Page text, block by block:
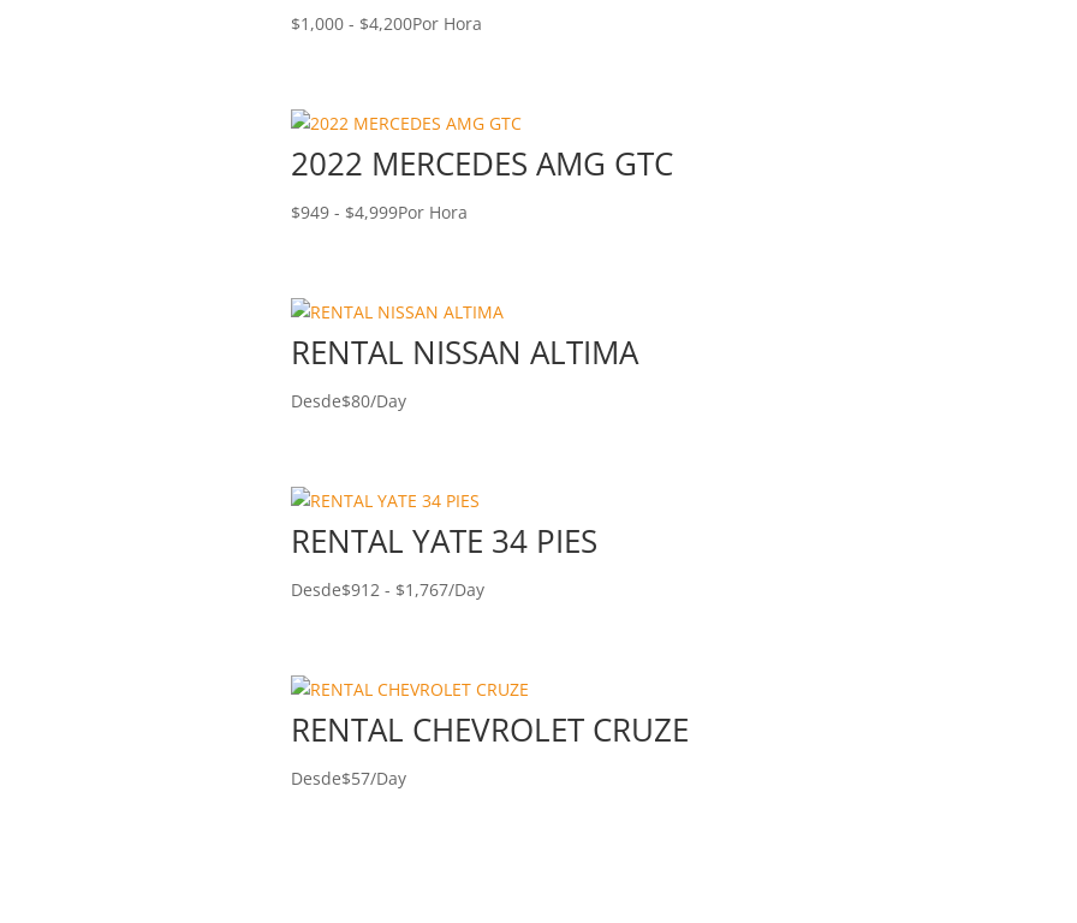
$1,000- $4,200Por Hora
2022 MERCEDES AMG GTC
$949- $4,999Por Hora
RENTAL NISSAN ALTIMA
Desde$80/Day
RENTAL YATE 34 PIES
Desde$912- $1,767/Day
RENTAL CHEVROLET CRUZE
Desde$57/Day